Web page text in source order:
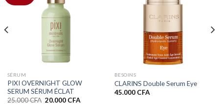
SÉRUM
PIXI OVERNIGHT GLOW
SERUM SÉRUM ÉCLAT
25.000CFA Le
20.000 CFALe
BESOINS
CLARINS Double Serum Eye
45.000 CFA